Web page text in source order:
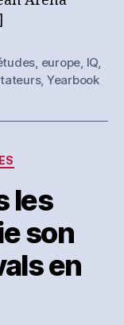
, europe, IQ,
, Yearbook
les
son
en